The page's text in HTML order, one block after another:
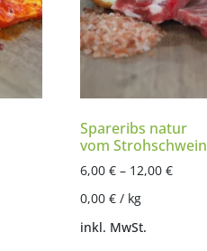
Spareribs natur
vom Strohschwein
6,00 €– 12,00 €
0,00 €/ kg
inkl. MwSt.